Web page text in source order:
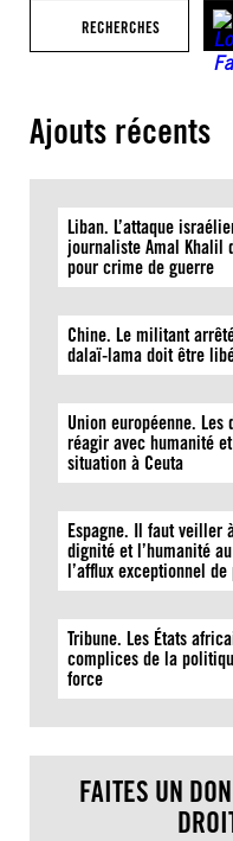
RECHERCHES
Ajouts récents
Liban. L’attaque
journaliste Amal Khalil
pour crime de guerre
Chine. Le militant
dalaï-lama doit être
Union européenne. Les
réagir avec humanité
situation à Ceuta
Espagne. Il faut veiller
dignité et l’humanité
l’afflux exceptionnel de
Tribune. Les États
complices de la
force
FAITES UN